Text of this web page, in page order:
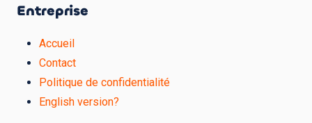
Entreprise
Accueil
Contact
Politique de confidentialité
English version?